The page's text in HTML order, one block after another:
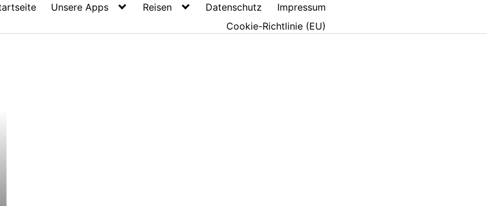
Unsere Apps Reisen Datenschutz
Impressum
Cookie-Richtlinie (EU)